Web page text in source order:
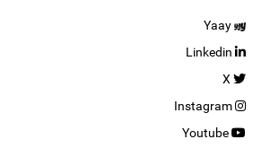
Yaay
Linkedin
X
Instagram
Youtube